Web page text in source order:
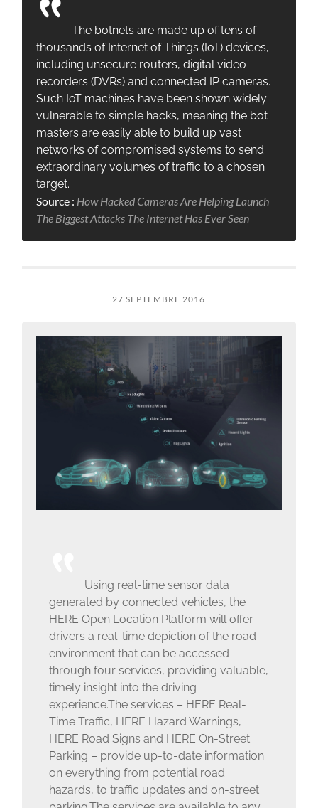
The botnets are made up of tens of
thousands of Internet of Things (IoT) devices,
including unsecure routers, digital video
recorders (DVRs) and connected IP cameras.
Such IoT machines have been shown widely
vulnerable to simple hacks, meaning the bot
masters are easily able to build up vast
networks of compromised systems to send
extraordinary volumes of traffic to a chosen
target.
Source : How Hacked Cameras Are Helping Launch
The Biggest Attacks The Internet Has Ever Seen
27 SEPTEMBRE 2016
Using real-time sensor data
generated by connected vehicles, the
HERE Open Location Platform will offer
drivers a real-time depiction of the road
environment that can be accessed
through four services, providing valuable,
timely insight into the driving
experience.The services – HERE Real-
Time Traffic, HERE Hazard Warnings,
HERE Road Signs and HERE On-Street
Parking ­­– provide up-to-date information
on everything from potential road
hazards, to traffic updates and on-street